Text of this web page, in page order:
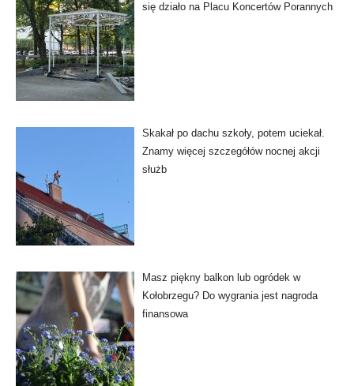
się działo na Placu Koncertów Porannych
Skakał po dachu szkoły, potem uciekał.
Znamy więcej szczegółów nocnej akcji
służb
Masz piękny balkon lub ogródek w
Kołobrzegu? Do wygrania jest nagroda
finansowa